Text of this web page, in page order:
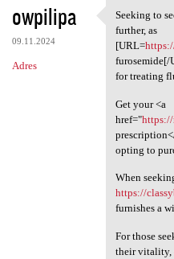
owpilipa
09.11.2024
Adres
Seeking to
Seeking to
further, as
[URL=
furosemide[/
for treating
Get your <a
href="https://
opting to
When
https://
furnishes a
For those
their vitality,